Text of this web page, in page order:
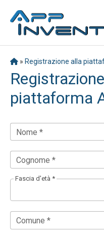
» Registrazione alla
piattaforma
Nome *
Cognome *
Fascia d'età *
Comune *